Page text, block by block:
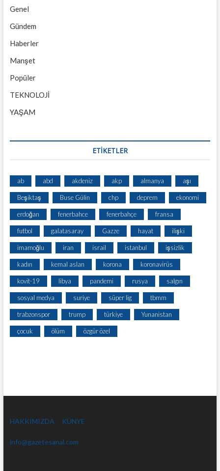
Genel
Gündem
Haberler
Manşet
Popüler
TEKNOLOJİ
YAŞAM
ETİKETLER
ab abd akdeniz akp almanya aşı
Beşiktaş Buse Gülin chp deprem ekonomi
erdoğan fenerbahce fenerbahçe fransa
futbol galatasaray Gazze hayat ilişki
imamoğlu iran israil istanbul işsizlik
kadın kemal aslan korona koronavirüs
kovit-19 libya pandemi rusya salgın
sosyal medya suriye süper lig tbmm
trabzonspor trump türkiye Yunanistan
çocuk ölüm özgür özel
HAKKIMIZDA KÜNYE
info@gazetesanal.com